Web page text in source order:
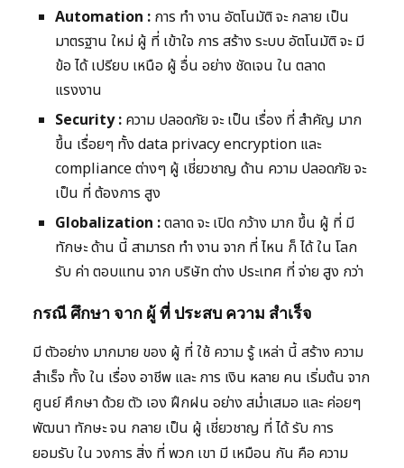
Automation : การ ทำ งาน อัตโนมัติ จะ กลาย เป็น
มาตรฐาน ใหม่ ผู้ ที่ เข้าใจ การ สร้าง ระบบ อัตโนมัติ จะ มี
ข้อ ได้ เปรียบ เหนือ ผู้ อื่น อย่าง ชัดเจน ใน ตลาด
แรงงาน
Security : ความ ปลอดภัย จะ เป็น เรื่อง ที่ สำคัญ มาก
ขึ้น เรื่อยๆ ทั้ง data privacy encryption และ
compliance ต่างๆ ผู้ เชี่ยวชาญ ด้าน ความ ปลอดภัย จะ
เป็น ที่ ต้องการ สูง
Globalization :ตลาด จะ เปิด กว้าง มาก ขึ้น ผู้ ที่ มี
ทักษะ ด้าน นี้ สามารถ ทำ งาน จาก ที่ ไหน ก็ ได้ ใน โลก
รับ ค่า ตอบแทน จาก บริษัท ต่าง ประเทศ ที่ จ่าย สูง กว่า
กรณี ศึกษา จาก ผู้ ที่ ประสบ ความ สำเร็จ
มี ตัวอย่าง มากมาย ของ ผู้ ที่ ใช้ ความ รู้ เหล่า นี้ สร้าง ความ
สำเร็จ ทั้ง ใน เรื่อง อาชีพ และ การ เงิน หลาย คน เริ่มต้น จาก
ศูนย์ ศึกษา ด้วย ตัว เอง ฝึกฝน อย่าง สม่ำเสมอ และ ค่อยๆ
พัฒนา ทักษะ จน กลาย เป็น ผู้ เชี่ยวชาญ ที่ ได้ รับ การ
ยอมรับ ใน วงการ สิ่ง ที่ พวก เขา มี เหมือน กัน คือ ความ